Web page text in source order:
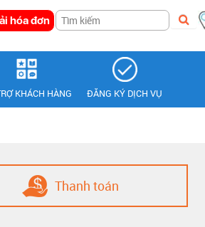
hóa đơn
KHÁCH HÀNG ĐĂNG KÝ DỊCH VỤ
Thanh toán